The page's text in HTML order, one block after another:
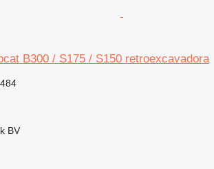
B300 / S175 / S150 retroexcavadora
BV